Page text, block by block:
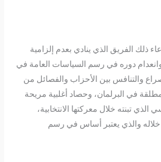
ذلك الفريق الذي ينادي بعدم إلزامية
دوره في رسم السياسات العامة في
والتنافس بين الأحزاب والفصائل من
في البرلمان، وحصاد أغلبية مريحة
الذي تبنته خلال معركتها الانتخابية،
والذي يعتبر أساس في رسم